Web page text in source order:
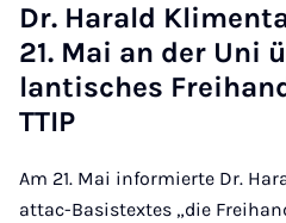
Dr. Har­ald
21. Mai an der Uni
lantisches
TTIP
Am 21. Mai informierte Dr.
attac-Basistextes „die